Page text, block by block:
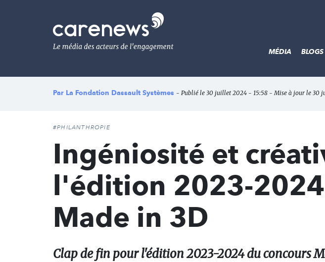
Le
média
de
l'engagement
MÉDIA BLOGS
Par La Fondation Dassault Systèmes - Publié le 30 juillet 2024 - 15:58 - Mise à jour le 30
#PHILANTHROPIE
Ingéniosité et
l'édition 2023-
Made in 3D
Clap de fin pour l'édition 2023-2024 du concours